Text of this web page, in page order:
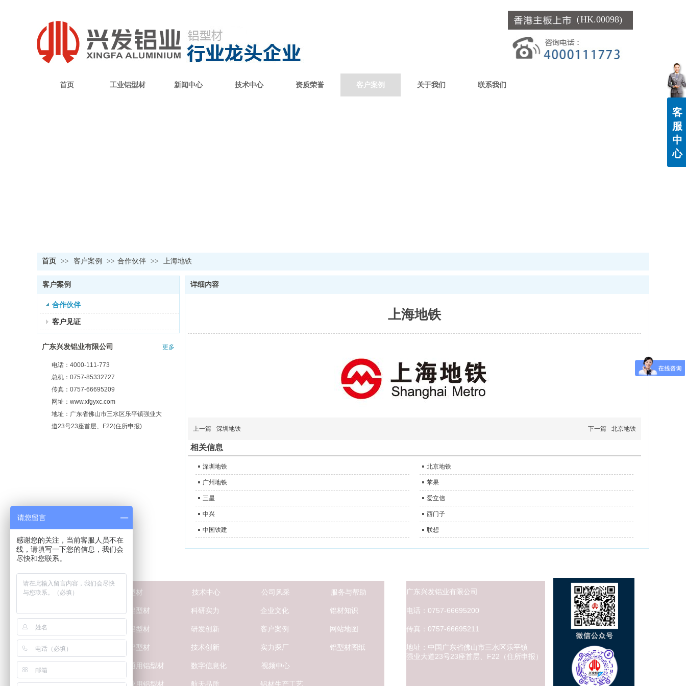
（HK.00098)
首页 工业铝型材 新闻中心 技术中心 资质荣誉 客户案例 关于我们 联系我们
首页 >> 客户案例 >> 合作伙伴 >> 上海地铁
客户案例
合作伙伴
客户见证
广东兴发铝业有限公司 更多
电话：4000-111-773
总机：0757-85332727
传真：0757-66695209
网址：www.xfgyxc.com
地址：广东省佛山市三水区乐平镇强业大
道23号23座首层、F22(住所申报)
详细内容
上海地铁
上一篇 深圳地铁 下一篇 北京地铁
相关信息
深圳地铁 北京地铁
广州地铁 苹果
三星 爱立信
中兴 西门子
中国铁建 联想
关于兴发 工业铝型材 技术中心 公司风采 服务与帮助
船舶用铝型材 科研实力 企业文化 铝材知识
新闻中心 航天用铝型材 研发创新 客户案例 网站地图
媒体报道 汽车用铝型材 技术创新 实力探厂 铝型材图纸
联系我们 轨道交通用铝型材 数字信息化 视频中心
防伪查询 电力行业用铝型材 航天品质 铝材生产工艺
广东兴发铝业有限公司
电话：0757-66695200
传真：0757-66695211
地址：中国广东省佛山市三水区乐平镇
强业大道23号23座首层、F22（住所申报）
客
服
中
心
请您留言
感谢您的关注，当前客服人员不在
线，请填写一下您的信息，我们会
尽快和您联系。